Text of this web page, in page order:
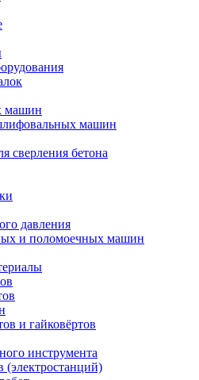
машин
машин
сверления бетона
давления
и поломоечных машин
и гайковёртов
инструмента
(электростанций)